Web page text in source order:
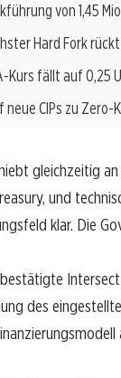
von 1,45
Hard Fork
Kurs fällt auf 0,25
neue CIPs zu
gleichzeitig
und
klar. Die
des